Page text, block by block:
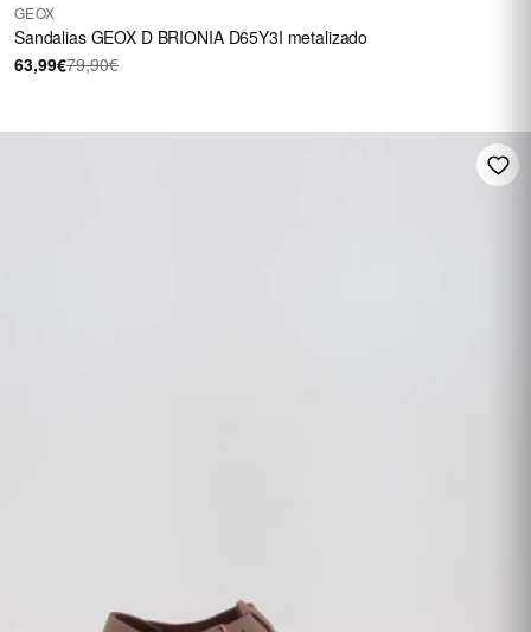
GEOX
Sandalias GEOX D BRIONIA D65Y3I metalizado
63,99€79,90€